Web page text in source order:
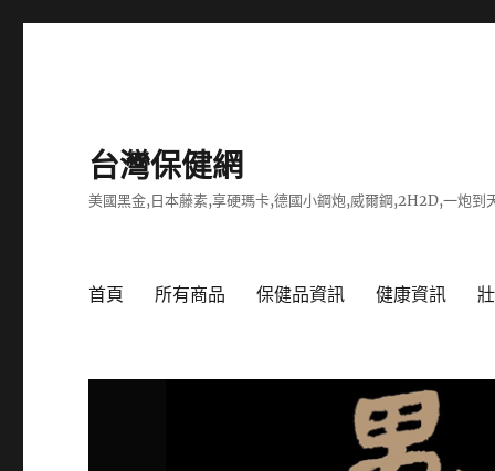
台灣保健網
美國黑金,日本藤素,享硬瑪卡,德國小鋼炮,威爾鋼,2H2D,一炮
首頁 所有商品 保健品資訊 健康資訊